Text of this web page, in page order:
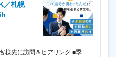
／札幌
様先に訪問＆ヒアリング ■季